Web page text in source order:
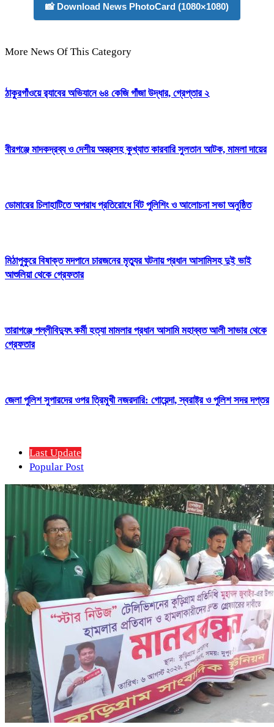
📸 Download News PhotoCard (1080×1080)
More News Of This Category
ঠাকুরগাঁওয়ে র‍্যাবের অভিযানে ৬৪ কেজি গাঁজা উদ্ধার, গ্রেপ্তার ২
বীরগঞ্জে মাদকদ্রব্য ও দেশীয় অস্ত্রসহ কুখ্যাত কারবারি সুলতান আটক, মামলা দায়ের
ডোমারের চিলাহাটিতে অপরাধ প্রতিরোধে বিট পুলিশিং ও আলোচনা সভা অনুষ্ঠিত
মিঠাপুকুরে বিষাক্ত মদপানে চারজনের মৃত্যুর ঘটনায় প্রধান আসামিসহ দুই ভাই
আশুলিয়া থেকে গ্রেফতার
তারাগঞ্জে পল্লীবিদ্যুৎ কর্মী হত্যা মামলার প্রধান আসামি মহাব্বত আলী সাভার থেকে
গ্রেফতার
জেলা পুলিশ সুপারদের ওপর ত্রিমুখী নজরদারি: গোয়েন্দা, স্বরাষ্ট্র ও পুলিশ সদর দপ্তর
Last Update
Popular Post